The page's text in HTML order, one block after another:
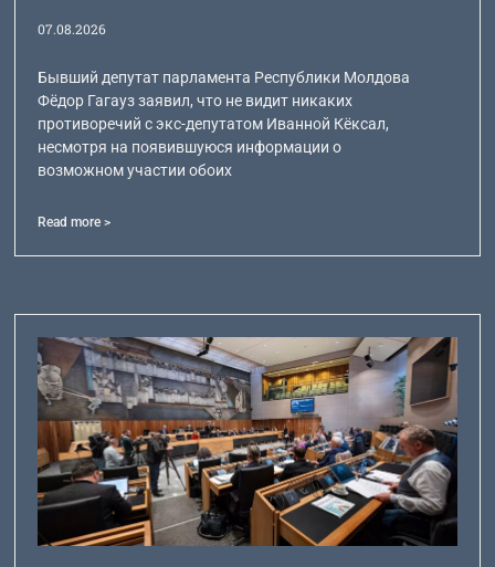
07.08.2026
Бывший депутат парламента Республики Молдова
Фёдор Гагауз заявил, что не видит никаких
противоречий с экс-депутатом Иванной Кёксал,
несмотря на появившуюся информации о
возможном участии обоих
Read more >